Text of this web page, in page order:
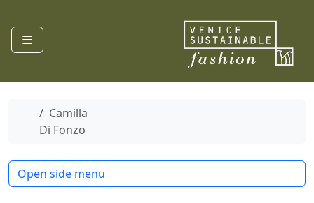
Home
Camilla
Di Fonzo
Open side menu